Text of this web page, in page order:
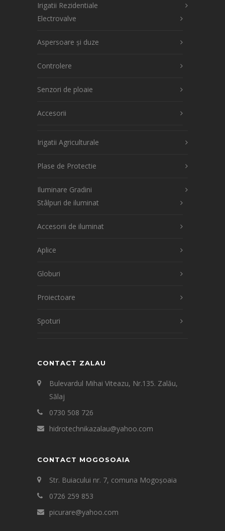
Irigatii Rezidentiale
Electrovalve
Aspersoare și duze
Controlere
Senzori de ploaie
Accesorii
Irigatii Agriculturale
Plase de Protectie
Iluminare Gradini
Stâlpuri de iluminat
Accesorii de iluminat
Aplice
Globuri
Proiectoare
Spoturi
CONTACT ZALAU
Bulevardul Mihai Viteazu, Nr.135. Zalău,
Sălaj
0730 508 726
hidrotechnikazalau@yahoo.com
CONTACT MOGOSOAIA
Str. Buiacului nr. 7, comuna Mogoșoaia
0726 259 853
picurare@yahoo.com